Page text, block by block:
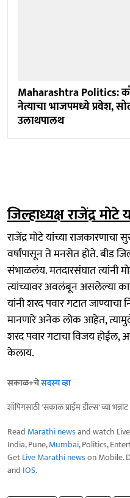
Maharashtra Politics:
नेत्याचा भाजपमध्ये प्रवेश,
उलाथपालथ
जिल्हाध्यक्ष राजेंद्र
राजेंद्र मोटे यांच्या
वर्षांपासून ते मनसेत होते. बीड
संभाळलंय. मतदारसंघात त्यांनी
त्यांच्यावर अवलंबून असलेल्या
यांनी शरद पवार गटात जाण्याचा
मानणारे अनेक लोक आहेत,
शरद पवार गटाचा विजय होईल,
केलाय.
सकाळ+चेसदस्य व्हा
शॉपिंगसाठी 'सकाळ प्राईम डील्स'च्या
Read Marathi newsand watch
India, Pune,Mumbai, Politics,
GetLive Marathi newson Mobile.
and IOS.